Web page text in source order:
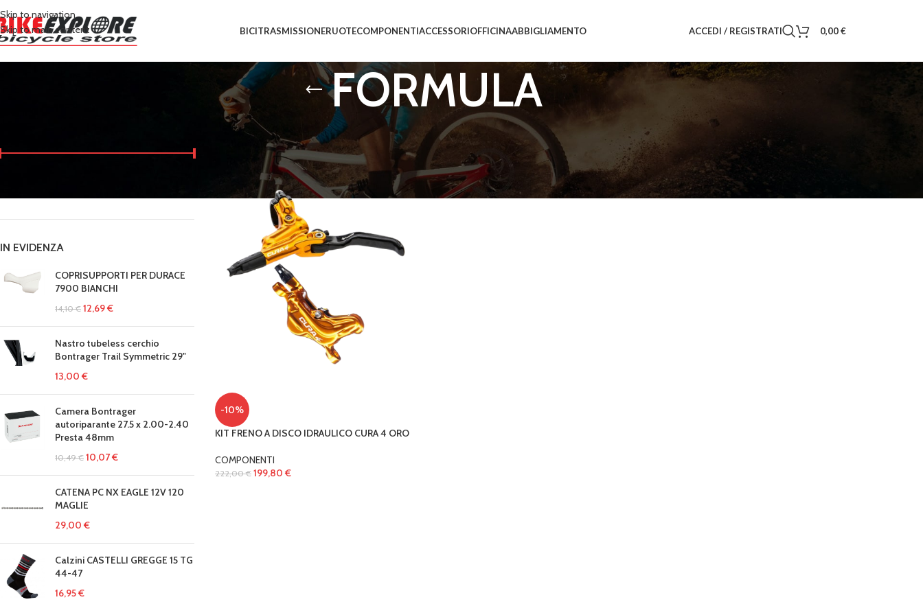
Skip to navigation
Skip to main content
BICITRASMISSIONERUOTECOMPONENTIACCESSORIOFFICINAABBIGLIAMENTO ACCEDI / REGISTRATI 0,00€
FORMULA
IN EVIDENZA
COPRISUPPORTI PER DURACE
7900 BIANCHI
14,10€ 12,69€
Nastro tubeless cerchio
Bontrager Trail Symmetric 29"
13,00 €
Camera Bontrager
autoriparante 27.5 x 2.00-2.40
Presta 48mm
10,49€ 10,07€
CATENA PC NX EAGLE 12V 120
MAGLIE
29,00 €
Calzini CASTELLI GREGGE 15 TG
44-47
16,95€
Home/Prodotti taggati “FORMULA” 24
-10%
KIT FRENO A DISCO IDRAULICO CURA 4 ORO
COMPONENTI
222,00€ 199,80 €